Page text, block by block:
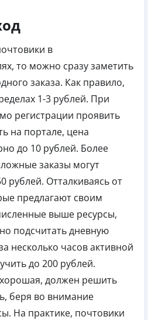
в
то можно сразу заметить
заказа. Как правило,
1-3 рублей. При
регистрации проявить
на портале, цена
до 10 рублей. Более
заказы могут
рублей. Отталкиваясь от
предлагают своим
выше ресурсы,
подсчитать дневную
несколько часов активной
до 200 рублей.
должен решить
беря во внимание
На практике, почтовики